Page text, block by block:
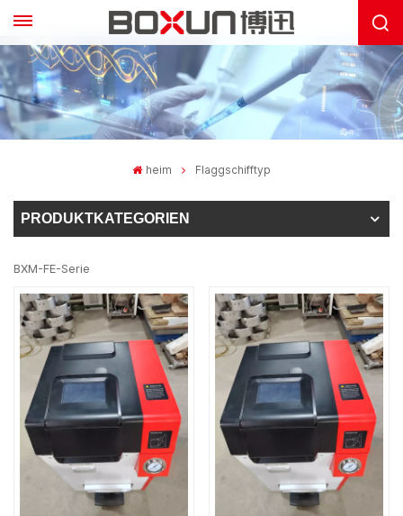
heim Flaggschifftyp
PRODUKTKATEGORIEN
BXM-FE-Serie